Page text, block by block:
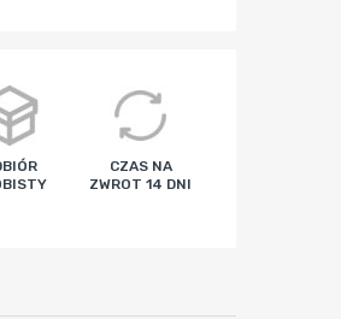
CZAS NA
ZWROT 14 DNI